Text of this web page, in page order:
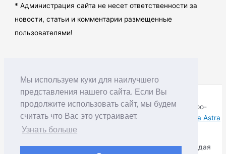
Мы используем куки для наилучшего
представления нашего сайта. Если Вы
продолжите использовать сайт, мы будем
считать что Вас это устраивает.
Узнать больше
* Администрация сайта не несет ответственности за
новости, статьи и комментарии размещенные
пользователями!
Copyright © RUDNIK.MOBI 28.06.2008 - 2026 | Северо-
Енисейский округ Красноярского края | Powered by
Тема Astra
Копирование материалов разрешается только соблюдая